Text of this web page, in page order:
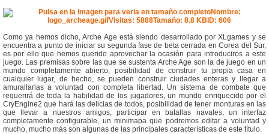
Como ya hemos dicho, Arche Age está siendo desarrollado por XLgames y se
encuentra a punto de iniciar su segunda fase de beta cerrada en Corea del Sur,
es por ello que hemos querido aprovechar la ocasión para introduciros a este
juego. Las premisas sobre las que se sustenta Arche Age son la de juego en un
mundo completamente abierto, posibilidad de construir tu propia casa en
cualquier lugar, de hecho, se pueden construir ciudades enteras y llegar a
amurallarlas a voluntad con completa libertad. Un sistema de combate que
requerirá de toda la habilidad de los jugadores, un mundo enriquecido por el
CryEngine2 que hará las delicias de todos, posibilidad de tener monturas en las
que llevar a nuestros amigos, participar en batallas navales, un interfaz
completamente configurable, un minimapa que podremos editar a voluntad y
mucho, mucho más son algunas de las principales características de este título.